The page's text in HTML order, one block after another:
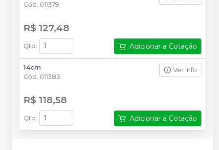
Cód. 011379
R$ 127,48
Qtd : Adicionar a Cotação
14cm
Cód. 011383
Ver info
R$ 118,58
Qtd : Adicionar a Cotação